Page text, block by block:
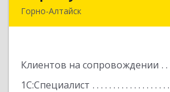
Горно-Алтайск
Клиентов на сопровождении
1С:Специалист